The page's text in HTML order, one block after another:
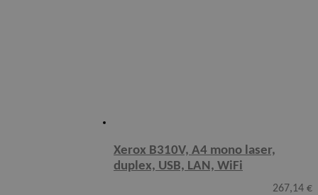
Xerox B310V, A4 mono laser,
duplex, USB, LAN, WiFi
267,14 €